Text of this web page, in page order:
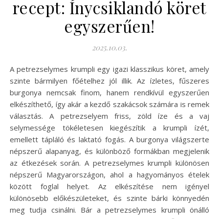
recept: Ínycsiklandó köret
egyszerűen!
2025.10.03.
A petrezselymes krumpli egy igazi klasszikus köret, amely
szinte bármilyen főételhez jól illik. Az ízletes, fűszeres
burgonya nemcsak finom, hanem rendkívül egyszerűen
elkészíthető, így akár a kezdő szakácsok számára is remek
választás. A petrezselyem friss, zöld íze és a vaj
selymessége tökéletesen kiegészítik a krumpli ízét,
emellett tápláló és laktató fogás. A burgonya világszerte
népszerű alapanyag, és különböző formákban megjelenik
az étkezések során. A petrezselymes krumpli különösen
népszerű Magyarországon, ahol a hagyományos ételek
között foglal helyet. Az elkészítése nem igényel
különösebb előkészületeket, és szinte bárki könnyedén
meg tudja csinálni. Bár a petrezselymes krumpli önálló